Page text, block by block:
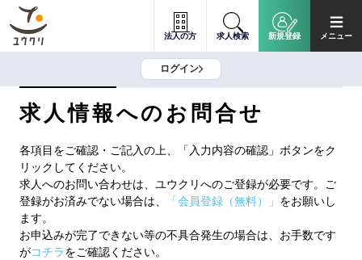
法人の方 求人検索 新規登録 メニュー
ログイン
求人情報へのお問合せ
各項目をご確認・ご記入の上、「入力内容の確認」ボタンをク
リックしてください。
求人へのお問い合わせは、ユウクリへのご登録が必要です。ご
登録がお済みでない場合は、
「会員登録（無料）」 をお願いし
ます。
お申込みが完了できない等の不具合発生の場合は、お手数です
がコチラをご確認ください。